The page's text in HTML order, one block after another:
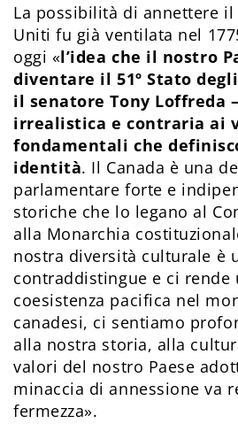
La possibilità di annettere il
Uniti fu già ventilata nel
oggi «l’idea che il nostro
diventare il 51º Stato
il senatore Tony Loffreda
irrealistica e contraria ai
fondamentali che
identità. Il Canada è una
parlamentare forte e
storiche che lo legano al
alla Monarchia
nostra diversità culturale è
contraddistingue e ci rende
coesistenza pacifica nel
canadesi, ci sentiamo
alla nostra storia, alla
valori del nostro Paese
minaccia di annessione va
fermezza».